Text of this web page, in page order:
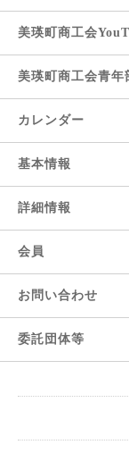
美瑛町商工会
美瑛町商工会青
カレンダー
基本情報
詳細情報
会員
お問い合わせ
委託団体等